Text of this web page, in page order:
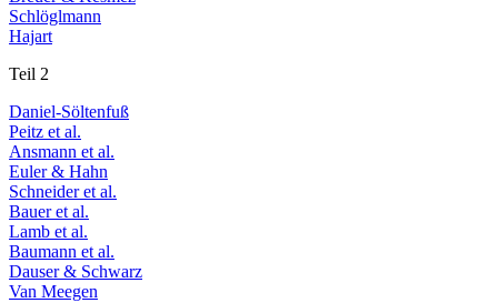
Schlöglmann
Hajart
Teil 2
Daniel-Söltenfuß
Peitz et al.
Ansmann et al.
Euler & Hahn
Schneider et al.
Bauer et al.
Lamb et al.
Baumann et al.
Dauser & Schwarz
Van Meegen